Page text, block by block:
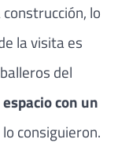
lo
la visita es
del
con un
lo consiguieron.